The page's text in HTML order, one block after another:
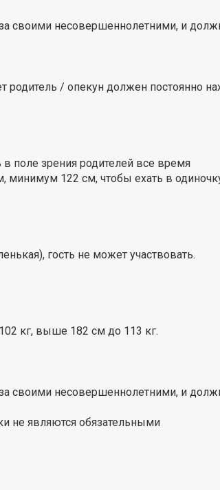
своими несовершеннолетними, и
родитель / опекун должен постоянно
поле зрения родителей все время
минимум 122 см, чтобы ехать в
гость не может участвовать.
кг, выше 182 см до 113 кг.
своими несовершеннолетними, и
не являются обязательными